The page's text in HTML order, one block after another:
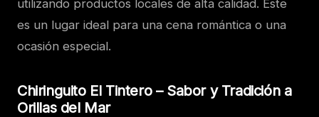
utilizando productos locales de alta calidad. Este
es un lugar ideal para una cena romántica o una
ocasión especial.
Chiringuito El Tintero – Sabor y Tradición a
Orillas del Mar